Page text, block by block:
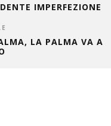
IMPERFEZIONE
LA PALMA VA A